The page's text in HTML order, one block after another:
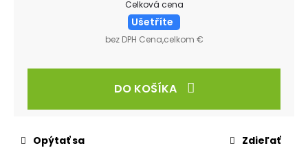
Celková cena
Ušetříte
bez DPH Cena,celkom €
DO KOŠÍKA
Opýtať sa Zdieľať